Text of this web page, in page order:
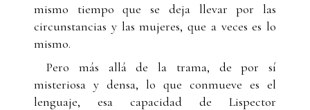
mismo tiempo que se deja llevar por las
circunstancias y las mujeres, que a veces es lo
mismo.
Pero más allá de la trama, de por sí
misteriosa y densa, lo que conmueve es el
lenguaje, esa capacidad de Lispector